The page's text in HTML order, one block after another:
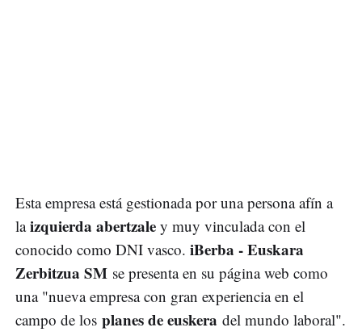
Esta empresa está gestionada por una persona afín a
laizquierda abertzale y muy vinculada con el
conocido como DNI vasco. iBerba - Euskara
Zerbitzua SM se presenta en su página web como
una "nueva empresa con gran experiencia en el
campo de los planes de euskera del mundo laboral".